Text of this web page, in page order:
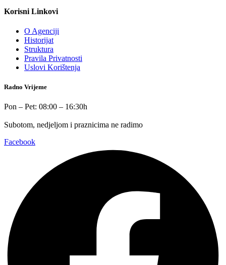
Korisni Linkovi
O Agenciji
Historijat
Struktura
Pravila Privatnosti
Uslovi Korištenja
Radno Vrijeme
Pon – Pet: 08:00 – 16:30h
Subotom, nedjeljom i praznicima ne radimo
Facebook